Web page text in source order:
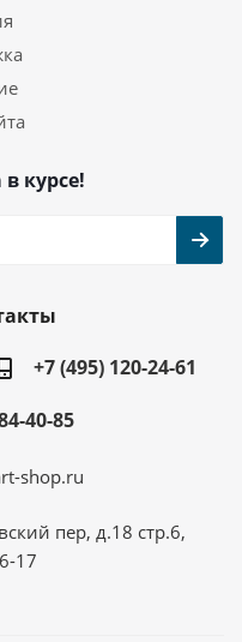
в курсе!
+7 (495) 120-24-61
40-85
shop.ru
пер, д.18 стр.6,
17